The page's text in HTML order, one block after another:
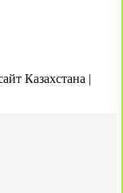
Казахстана |